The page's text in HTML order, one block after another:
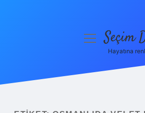
menüyüSeçim
Hayatına